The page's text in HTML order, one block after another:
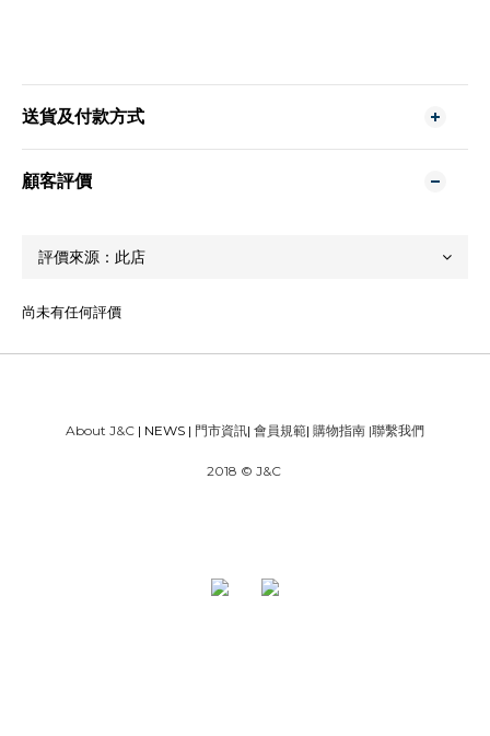
送貨及付款方式
顧客評價
尚未有任何評價
About J&C | NEWS | 門市資訊| 會員規範| 購物指南 |聯繫我們
2018 © J&C